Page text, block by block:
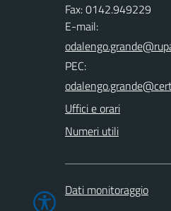
Fax: 0142.949229
E-mail:
PEC:
Uffici e orari
Numeri utili
Dati monitoraggio